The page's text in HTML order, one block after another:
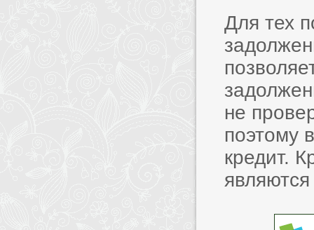
Для тех
не
поэтому
кредит.